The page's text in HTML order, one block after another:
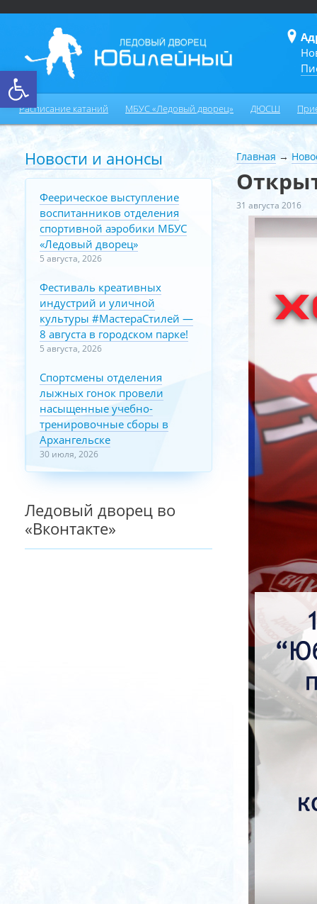
Открыть панель инструментов
Расписание катаний МБУС «Ледовый дворец» ДЮСШ
Главная →
31 августа 2016
Новости и анонсы
Феерическое выступление
воспитанников отделения
спортивной аэробики МБУС
«Ледовый дворец»
5 августа, 2026
Фестиваль креативных
индустрий и уличной
культуры #МастераСтилей —
8 августа в городском парке!
5 августа, 2026
Спортсмены отделения
лыжных гонок провели
насыщенные учебно-
тренировочные сборы в
Архангельске
30 июля, 2026
Ледовый дворец во
«Вконтакте»